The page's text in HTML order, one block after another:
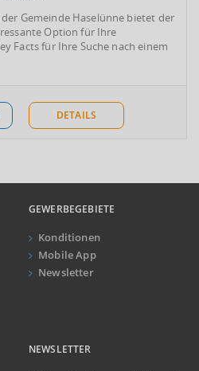
Gemeinde Haselünne bietet der
Option für Ihre
Facts für Ihre Suche nach einem
DETAILS
GEWERBEGEBIETE
Konditionen
Mobile App
Newsletter
NEWSLETTER